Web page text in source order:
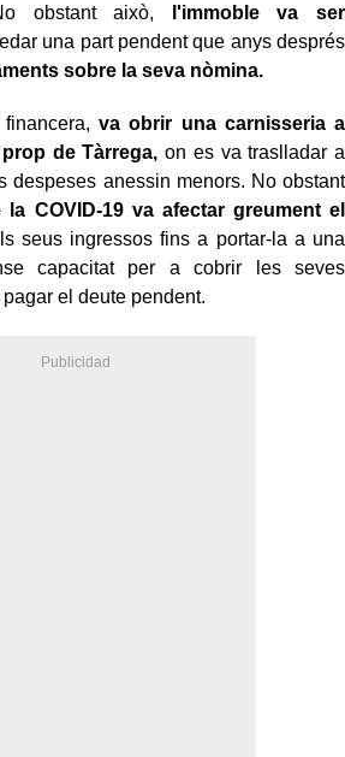
obstant això, l'immoble va ser
una part pendent que anys després
sobre la seva nòmina.
va obrir una carnisseria a
de Tàrrega, on es va traslladar a
despeses anessin menors. No obstant
la COVID-19 va afectar greument el
seus ingressos fins a portar-la a una
capacitat per a cobrir les seves
el deute pendent.